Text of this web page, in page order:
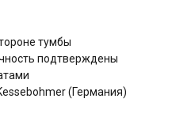
тумбы
подтверждены
(Германия)